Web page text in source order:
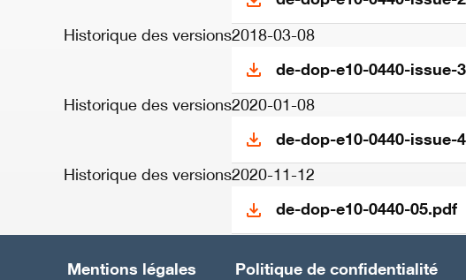
Historique des versions2018-03-08
de-dop-e10-0440-issue-
Historique des versions2020-01-08
de-dop-e10-0440-issue-
Historique des versions2020-11-12
de-dop-e10-0440-05.pdf
Mentions légales Politique de confidentialité